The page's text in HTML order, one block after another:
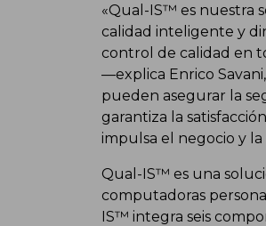
«Qual-IS™ es nuestra
calidad inteligente y
control de calidad en
—explica Enrico Savani,
pueden asegurar la
garantiza la
impulsa el negocio y
Qual-IS™ es una
computadoras
IS™ integra seis